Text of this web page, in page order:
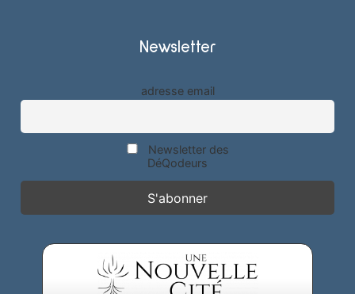
Newsletter
adresse email
Newsletter des
DéQodeurs